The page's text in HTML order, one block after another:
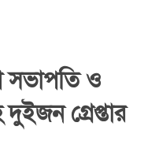
সভাপতি ও
গ্রেপ্তার